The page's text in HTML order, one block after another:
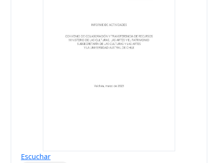
Escuchar